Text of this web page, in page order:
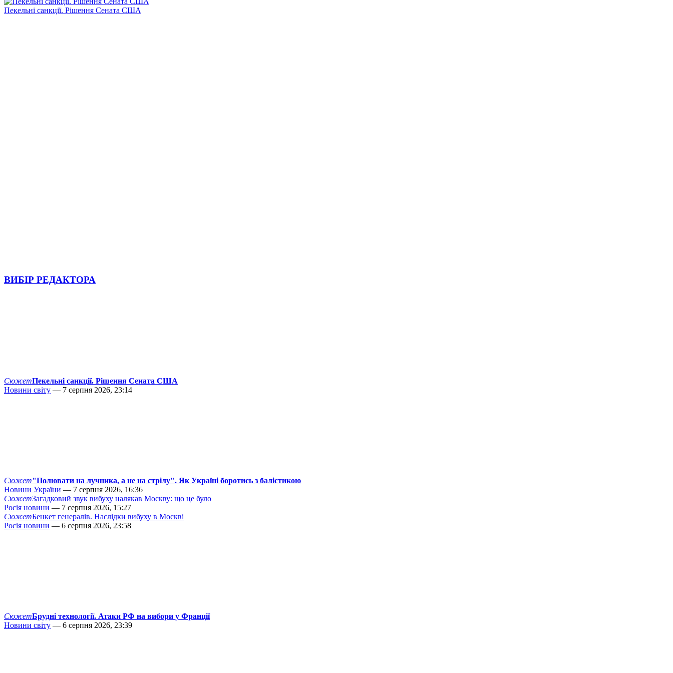
Пекельні санкції. Рішення Сената США
ВИБІР РЕДАКТОРА
СюжетПекельні санкції. Рішення Сената США
Новини світу — 7 серпня 2026, 23:14
Сюжет"Полювати на лучника, а не на стрілу". Як Україні боротись з балістикою
Новини України — 7 серпня 2026, 16:36
СюжетЗагадковий звук вибуху налякав Москву: що це було
Росія новини — 7 серпня 2026, 15:27
СюжетБенкет генералів. Наслідки вибуху в Москві
Росія новини — 6 серпня 2026, 23:58
СюжетБрудні технології. Атаки РФ на вибори у Франції
Новини світу — 6 серпня 2026, 23:39